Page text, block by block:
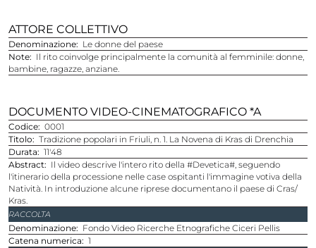
ATTORE COLLETTIVO
Denominazione
Le donne del paese
Note
Il rito coinvolge principalmente la comunità al femminile: donne,
bambine, ragazze, anziane.
DOCUMENTO VIDEO-CINEMATOGRAFICO *A
Codice 0001
Titolo
Tradizione popolari in Friuli, n. 1. La Novena di Kras di Drenchia
Durata
11'48
Abstract
Il video descrive l'intero rito della #Devetica#, seguendo
l'itinerario della processione nelle case ospitanti l'immagine votiva della
Natività. In introduzione alcune riprese documentano il paese di Cras/
Kras.
RACCOLTA
Denominazione
Fondo Video Ricerche Etnografiche Ciceri Pellis
Catena numerica
1